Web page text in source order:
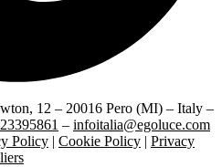
12 – 20016 Pero (MI) – Italy –
– infoitalia@egoluce.com
Policy | Cookie Policy | Privacy